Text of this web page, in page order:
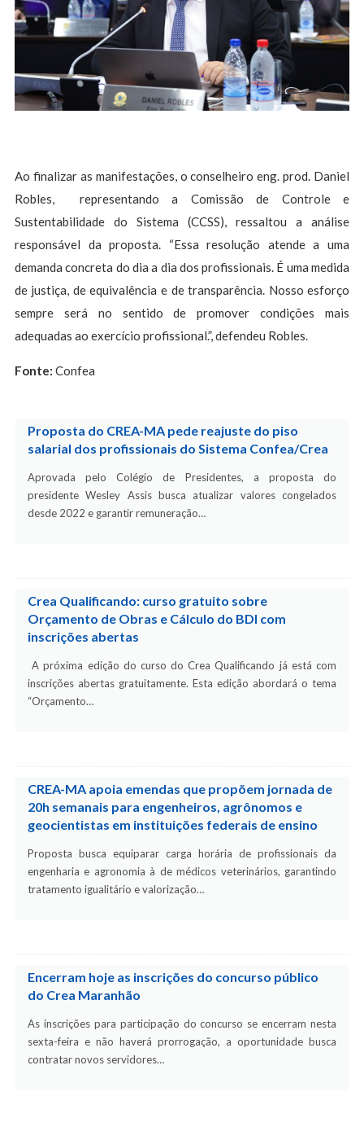
Ao finalizar as manifestações, o conselheiro eng. prod. Daniel
Robles, representando a Comissão de Controle e
Sustentabilidade do Sistema (CCSS), ressaltou a análise
responsável da proposta. “Essa resolução atende a uma
demanda concreta do dia a dia dos profissionais. É uma medida
de justiça, de equivalência e de transparência. Nosso esforço
sempre será no sentido de promover condições mais
adequadas ao exercício profissional.”, defendeu Robles.
Fonte: Confea
Proposta do CREA-MA pede reajuste do piso
salarial dos profissionais do Sistema Confea/Crea
Aprovada pelo Colégio de Presidentes, a proposta do
presidente Wesley Assis busca atualizar valores congelados
desde 2022 e garantir remuneração…
Crea Qualificando: curso gratuito sobre
Orçamento de Obras e Cálculo do BDI com
inscrições abertas
A próxima edição do curso do Crea Qualificando já está com
inscrições abertas gratuitamente. Esta edição abordará o tema
“Orçamento…
CREA-MA apoia emendas que propõem jornada de
20h semanais para engenheiros, agrônomos e
geocientistas em instituições federais de ensino
Proposta busca equiparar carga horária de profissionais da
engenharia e agronomia à de médicos veterinários, garantindo
tratamento igualitário e valorização…
Encerram hoje as inscrições do concurso público
do Crea Maranhão
As inscrições para participação do concurso se encerram nesta
sexta-feira e não haverá prorrogação, a oportunidade busca
contratar novos servidores…